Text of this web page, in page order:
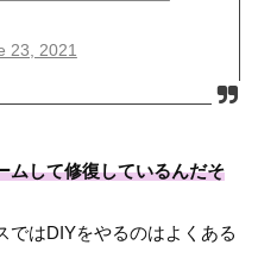
23, 2021
ムして修復しているんだそ
ではDIYをやるのはよくある